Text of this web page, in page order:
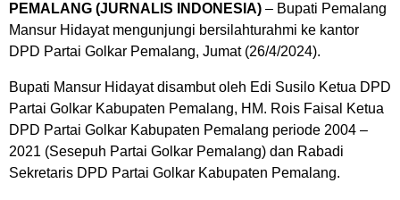
PEMALANG (JURNALIS INDONESIA) – Bupati Pemalang
Mansur Hidayat mengunjungi bersilahturahmi ke kantor
DPD Partai Golkar Pemalang, Jumat (26/4/2024).
Bupati Mansur Hidayat disambut oleh Edi Susilo Ketua DPD
Partai Golkar Kabupaten Pemalang, HM. Rois Faisal Ketua
DPD Partai Golkar Kabupaten Pemalang periode 2004 –
2021 (Sesepuh Partai Golkar Pemalang) dan Rabadi
Sekretaris DPD Partai Golkar Kabupaten Pemalang.